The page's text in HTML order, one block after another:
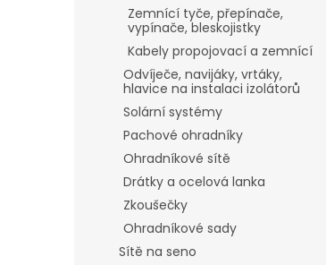
Zemnící tyče, přepínače,
vypínače, bleskojistky
Kabely propojovací a zemnící
Odvíječe, navijáky, vrtáky,
hlavice na instalaci izolátorů
Solární systémy
Pachové ohradníky
Ohradníkové sítě
Drátky a ocelová lanka
Zkoušečky
Ohradníkové sady
Sítě na seno